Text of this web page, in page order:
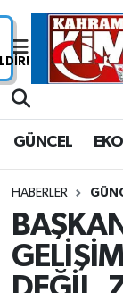
GÜNCEL
HABERLER
Nöbetçi
Süper Lig